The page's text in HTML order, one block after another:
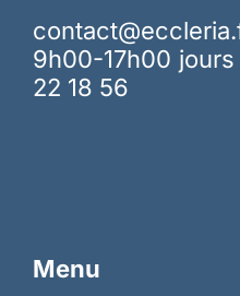
9h00-17h00
22 18 56
Menu